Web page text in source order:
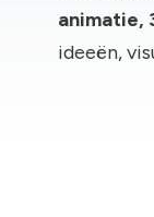
animatie,
ideeën,